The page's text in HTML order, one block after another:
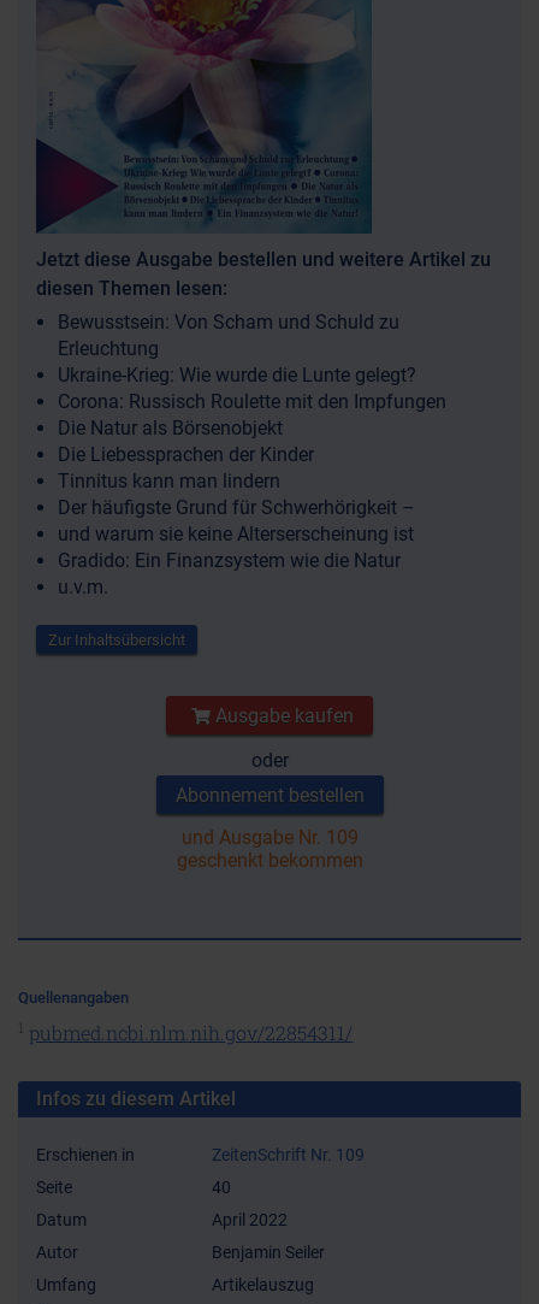
Jetzt diese Ausgabe bestellen und weitere Artikel zu
diesen Themen lesen:
Bewusstsein: Von Scham und Schuld zu
Erleuchtung
Ukraine-Krieg: Wie wurde die Lunte gelegt?
Corona: Russisch Roulette mit den Impfungen
Die Natur als Börsenobjekt
Die Liebessprachen der Kinder
Tinnitus kann man lindern
Der häufigste Grund für Schwerhörigkeit –
und warum sie keine Alterserscheinung ist
Gradido: Ein Finanzsystem wie die Natur
u.v.m.
Zur Inhaltsübersicht
Ausgabe kaufen
oder
Abonnement bestellen
und Ausgabe Nr. 109
geschenkt bekommen
Quellenangaben
1 pubmed.ncbi.nlm.nih.gov/22854311/
Infos zu diesem Artikel
Erschienen in
ZeitenSchrift Nr. 109
Seite
40
Datum
April 2022
Autor
Benjamin Seiler
Umfang
Artikelauszug